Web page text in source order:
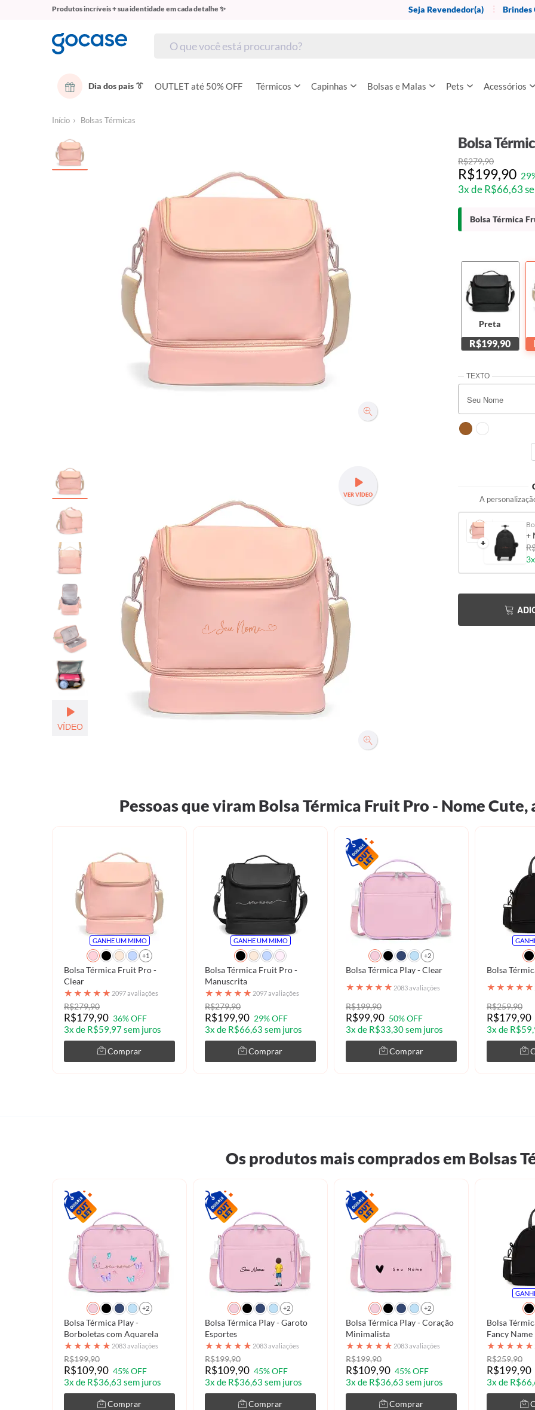
Produtos incríveis + sua identidade em cada detalhe ✨ Seja Revendedor(a) Brindes
Dia dos pais 👔 OUTLET até 50% OFF Térmicos Capinhas Bolsas e Malas Pets Acessórios
Início Bolsas Térmicas
VER VÍDEO
VÍDEO
[Seu Nome]
Bolsa
R$279,90
R$199,90
3x de R$66,63
Bolsa Térmica
Preta
R$199,90
A
+
+
Pessoas que viram Bolsa Térmica Fruit Pro - Nome
GANHE UM MIMO
+1
Bolsa Térmica Fruit Pro -
Clear
★ ★ ★ ★ ★ 2097 avaliações
R$279,90
R$179,90 36% OFF
3x de R$59,97 sem juros
Comprar
GANHE UM MIMO
Bolsa Térmica Fruit Pro -
Manuscrita
★ ★ ★ ★ ★ 2097 avaliações
R$279,90
R$199,90 29% OFF
3x de R$66,63 sem juros
Comprar
+2
Bolsa Térmica Play - Clear
★ ★ ★ ★ ★ 2083 avaliações
R$199,90
R$99,90 50% OFF
3x de R$33,30 sem juros
Comprar
Bolsa
★ ★ ★ ★ ★
R$259,90
R$179,90
3x de
Os produtos mais comprados em Bolsas
+2
Bolsa Térmica Play -
Borboletas com Aquarela
★ ★ ★ ★ ★ 2083 avaliações
R$199,90
R$109,90 45% OFF
3x de R$36,63 sem juros
Comprar
+2
Bolsa Térmica Play - Garoto
Esportes
★ ★ ★ ★ ★ 2083 avaliações
R$199,90
R$109,90 45% OFF
3x de R$36,63 sem juros
Comprar
+2
Bolsa Térmica Play - Coração
Minimalista
★ ★ ★ ★ ★ 2083 avaliações
R$199,90
R$109,90 45% OFF
3x de R$36,63 sem juros
Comprar
Bolsa
Fancy Name
★ ★ ★ ★ ★
R$259,90
R$199,90
3x de